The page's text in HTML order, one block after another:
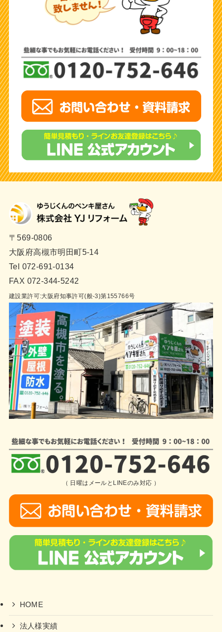
〒569-0806
大阪府高槻市明田町5-14
Tel 072-691-0134
FAX 072-344-5242
建設業許可:大阪府知事許可(般-3)第155766号
（ 日曜はメールとLINEのみ対応 ）
HOME
法人様実績